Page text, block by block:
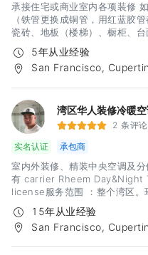
承接住宅或商业室内各项装修
（铁管更换成铜管，用红蓝胶
瓷砖、地板（楼梯）、橱柜、
室内外油漆，房屋内部墙体隔
亭、上水下水，砖木围墙、水
神，精品工艺，给你舒心装修
5年从业经验
San Francisco,
湾区华人装修冷暖
2 条评论
实名认证
承包商
室内外装修、精装中央空调及
有 carrier Rheem Day&Night
license服务范围 ：整个湾区。
15年从业经验
San Francisco,